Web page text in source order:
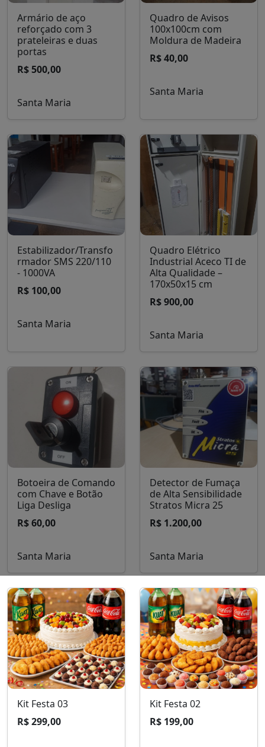
Gaveteiro com 3
gavetas
R$ 80,00
Santa Maria
Kit Festa 01
R$ 149,00
Santa Maria
Armário de aço
reforçado com 3
prateleiras e duas
portas
R$ 500,00
Quadro de Avisos
100x100cm com
Moldura de Madeira
R$ 40,00
Santa Maria
Estabilizador/Transfo
rmador SMS 220/110
- 1000VA
R$ 100,00
Santa Maria
Quadro Elétrico
Industrial Aceco TI de
Alta Qualidade –
170x50x15 cm
R$ 900,00
Botoeira de Comando
com Chave e Botão
Liga Desliga
R$ 60,00
Detector de Fumaça
de Alta Sensibilidade
Stratos Micra 25
R$ 1.200,00